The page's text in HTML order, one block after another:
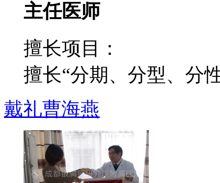
主任医师
擅长项目：
擅长“分期、分型、分
戴礼曹海燕